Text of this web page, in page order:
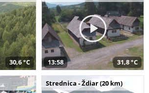
30,6 °C 13:58 31,8 °C
Strednica - Ždiar (20 km)